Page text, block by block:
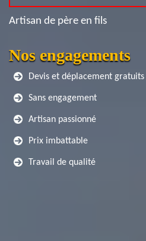
Artisan de père en fils
Nos engagements
Devis et déplacement gratuits
Sans engagement
Artisan passionné
Prix imbattable
Travail de qualité